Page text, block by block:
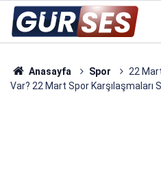
Anasayfa Spor
22
Var? 22 Mart Spor Karşılaşmaları